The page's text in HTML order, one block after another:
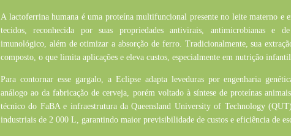
A lactoferrinahumana é uma proteína multifuncional presente no leite materno e
tecidos, reconhecida por suas propriedades antivirais, antimicrobianas e
imunológico, além de otimizar a absorção de ferro. Tradicionalmente, sua
composto, o que limita aplicações e eleva custos, especialmente em nutrição
Para contornar esse gargalo, a Eclipse adapta leveduras por engenharia
análogo ao da fabricação de cerveja, porém voltado à síntese de proteínas
técnico do FaBAe infraestrutura da Queensland University of Technology
industriais de 2 000 L, garantindo maior previsibilidade de custos e eficiência de